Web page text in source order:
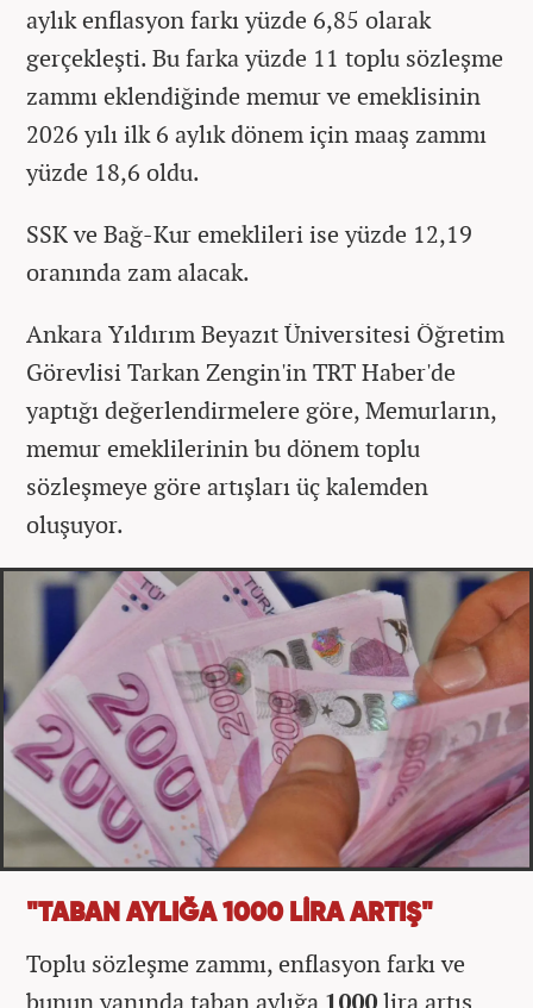
aylık enflasyon farkı yüzde 6,85 olarak
gerçekleşti. Bu farka yüzde 11 toplu sözleşme
zammı eklendiğinde memur ve emeklisinin
2026 yılı ilk 6 aylık dönem için maaş zammı
yüzde 18,6 oldu.
SSK ve Bağ-Kur emeklileri ise yüzde 12,19
oranında zam alacak.
Ankara Yıldırım Beyazıt Üniversitesi Öğretim
Görevlisi Tarkan Zengin'in TRT Haber'de
yaptığı değerlendirmelere göre, Memurların,
memur emeklilerinin bu dönem toplu
sözleşmeye göre artışları üç kalemden
oluşuyor.
"TABAN AYLIĞA 1000 LİRA ARTIŞ"
Toplu sözleşme zammı, enflasyon farkı ve
bunun yanında taban aylığa 1000lira artış